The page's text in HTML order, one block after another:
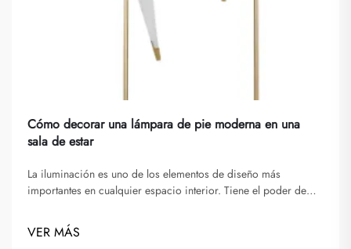
Cómo decorar una lámpara de pie moderna en una
sala de estar
La iluminación es uno de los elementos de diseño más
importantes en cualquier espacio interior. Tiene el poder de
mejorar la atmósfera general de una habitación. Entre todos los
tipos de luminarias, la lámpara de pie tiene una unic...
VER MÁS